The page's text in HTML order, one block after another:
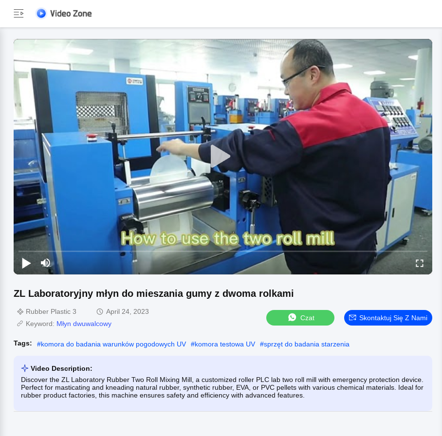
ZL Laboratoryjny młyn do mieszania gumy z dwoma rolkami
Rubber Plastic 3
April 24, 2023
Keyword: Młyn dwuwalcowy
Czat Skontaktuj Się Z Nami
Tags: #komora do badania warunków pogodowych UV #komora testowa UV #sprzęt do badania starzenia
Video Description:
Discover the ZL Laboratory Rubber Two Roll Mixing Mill, a customized roller PLC lab two roll mill with emergency protection device.
Perfect for masticating and kneading natural rubber, synthetic rubber, EVA, or PVC pellets with various chemical materials. Ideal for
rubber product factories, this machine ensures safety and efficiency with advanced features.